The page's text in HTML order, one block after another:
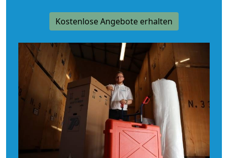
Kostenlose Angebote erhalten